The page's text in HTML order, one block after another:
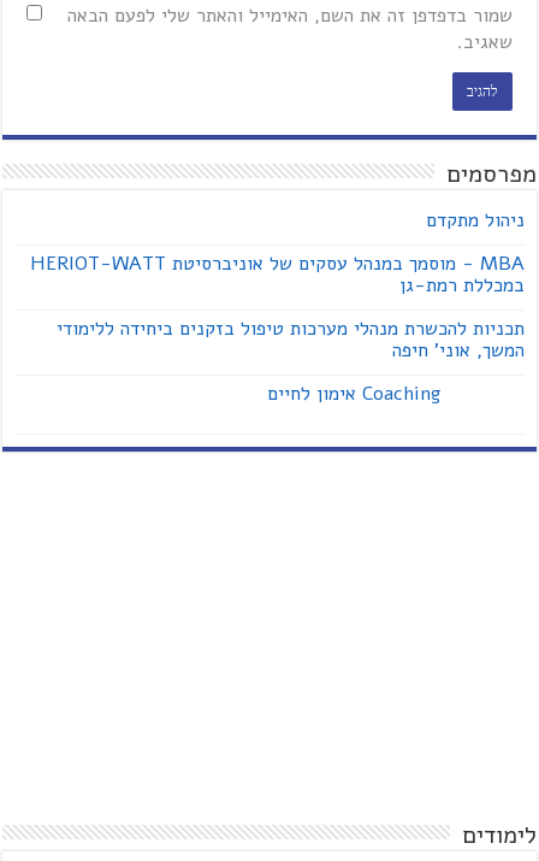
שמור בדפדפן זה את השם, האימייל והאתר שלי לפעם הבאה
שאגיב.
מפרסמים
ניהול מתקדם
MBA - מוסמך במנהל עסקים של אוניברסיטת HERIOT-WATT
במכללת רמת-גן
תכניות להכשרת מנהלי מערכות טיפול בזקנים ביחידה ללימודי
המשך, אוני' חיפה
Coaching אימון לחיים
לימודים